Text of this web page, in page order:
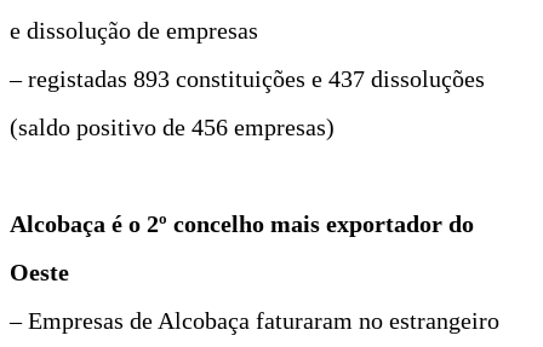
e dissolução de empresas
– registadas 893 constituições e 437 dissoluções
(saldo positivo de 456 empresas)
Alcobaça é o 2º concelho mais exportador do
Oeste
– Empresas de Alcobaça faturaram no estrangeiro